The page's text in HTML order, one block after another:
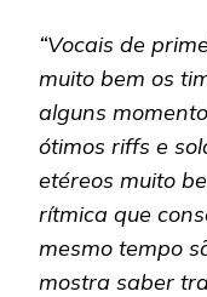
“Vocais de
muito bem os
alguns
ótimos riffs e
etéreos muito
rítmica que
mesmo tempo
mostra saber